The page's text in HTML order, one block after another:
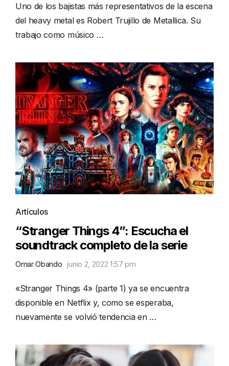
Uno de los bajistas más representativos de la escena
del heavy metal es Robert Trujillo de Metallica. Su
trabajo como músico …
Artículos
“Stranger Things 4”: Escucha el
soundtrack completo de la serie
Omar Obando junio 2, 2022 1:57 pm
«Stranger Things 4» (parte 1) ya se encuentra
disponible en Netflix y, como se esperaba,
nuevamente se volvió tendencia en …